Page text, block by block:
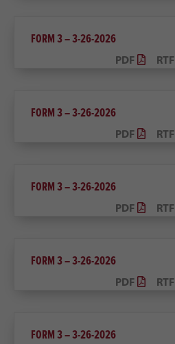
FORM 3 – 3-26-2026
RTF
PDF
FORM 3 – 3-26-2026
RTF
PDF
FORM 3 – 3-26-2026
RTF
PDF
FORM 3 – 3-26-2026
RTF
PDF
FORM 3 – 3-26-2026